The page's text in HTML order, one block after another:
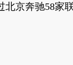
北京奔驰58家